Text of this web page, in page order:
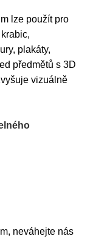
lze použít pro
plakáty,
předmětů s 3D
vizuálně
neváhejte nás